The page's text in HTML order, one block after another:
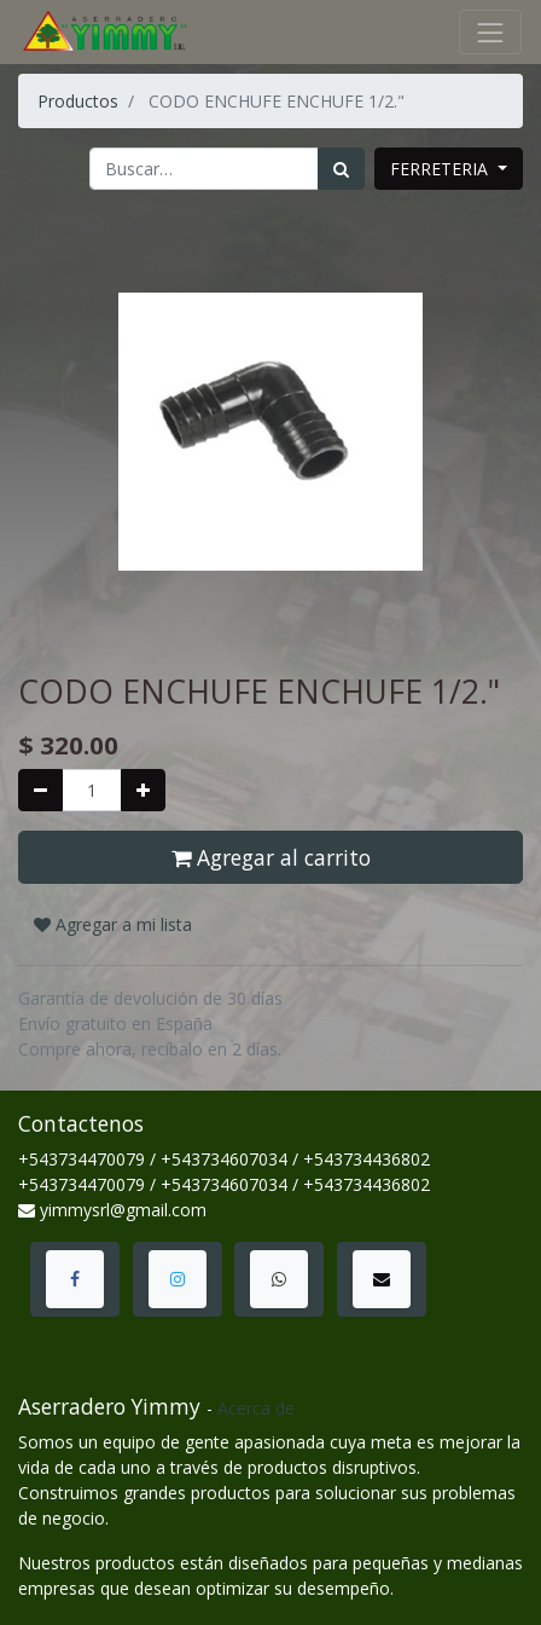
Productos CODO ENCHUFE ENCHUFE 1/2."
FERRETERIA
CODO ENCHUFE ENCHUFE 1/2."
$ 320.00
Agregar al carrito
Agregar a mi lista
Garantía de devolución de 30 días
Envío gratuito en España
Compre ahora, recíbalo en 2 días.
Contactenos
+543734470079 / +543734607034 / +543734436802
+543734470079 / +543734607034 / +543734436802
yimmysrl@gmail.com
Aserradero Yimmy - Acerca de
Somos un equipo de gente apasionada cuya meta es mejorar la
vida de cada uno a través de productos disruptivos.
Construimos grandes productos para solucionar sus problemas
de negocio.
Nuestros productos están diseñados para pequeñas y medianas
empresas que desean optimizar su desempeño.